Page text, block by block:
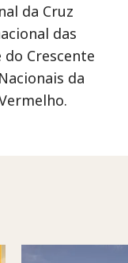
da Cruz
das
do Crescente
da